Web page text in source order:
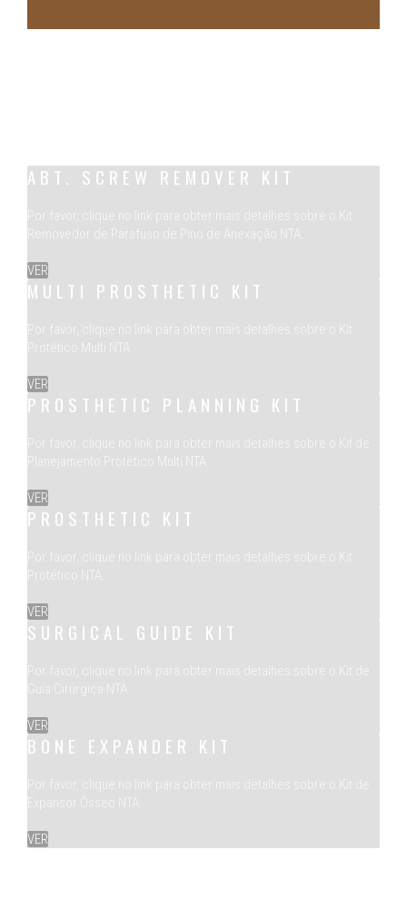
ABT. SCREW REMOVER KIT
Por favor, clique no link para obter mais detalhes sobre o Kit
Removedor de Parafuso de Pino de Anexação NTA.
VER
MULTI PROSTHETIC KIT
Por favor, clique no link para obter mais detalhes sobre o Kit
Protético Multi NTA.
VER
PROSTHETIC PLANNING KIT
Por favor, clique no link para obter mais detalhes sobre o Kit de
Planejamento Protético Multi NTA.
VER
PROSTHETIC KIT
Por favor, clique no link para obter mais detalhes sobre o Kit
Protético NTA.
VER
SURGICAL GUIDE KIT
Por favor, clique no link para obter mais detalhes sobre o Kit de
Guia Cirúrgica NTA.
VER
BONE EXPANDER KIT
Por favor, clique no link para obter mais detalhes sobre o Kit de
Expansor Ósseo NTA.
VER